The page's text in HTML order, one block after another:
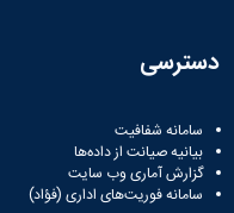
دسترسی
سامانه شفافیت
بیانیه صیانت از داده‌ها
گزارش آماری وب‌ سایت
سامانه فوریت‌های اداری (فؤاد)